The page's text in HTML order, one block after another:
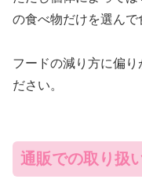
の食べ物だけを選んで
フードの減り方に偏り
ださい。
通販での取り扱